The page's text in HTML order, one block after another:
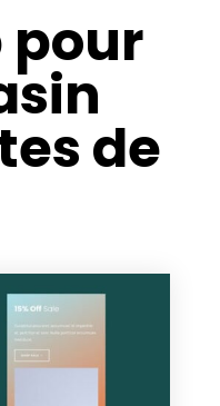
pour
de